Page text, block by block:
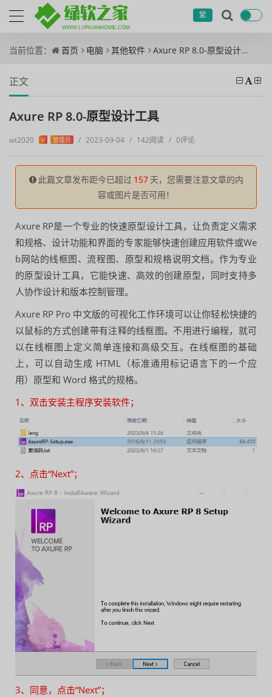
繁
当前位置： 首页 电脑 其他软件 Axure RP 8.0-原型设计工具
正文
Axure RP 8.0-原型设计工具
wt2020 V 管理员 / 2023-09-04 / 142阅读 / 0评论
此篇文章发布距今已超过 157 天，您需要注意文章的内
容或图片是否可用！
Axure RP是一个专业的快速原型设计工具，让负责定义需求
和规格、设计功能和界面的专家能够快速创建应用软件或We
b网站的线框图、流程图、原型和规格说明文档。作为专业
的原型设计工具，它能快速、高效的创建原型，同时支持多
人协作设计和版本控制管理。
Axure RP Pro 中文版的可视化工作环境可以让你轻松快捷的
以鼠标的方式创建带有注释的线框图。不用进行编程，就可
以在线框图上定义简单连接和高级交互。在线框图的基础
上，可以自动生成 HTML（标准通用标记语言下的一个应
用）原型和 Word 格式的规格。
1、双击安装主程序安装软件；
2、点击“Next”；
3、同意，点击“Next”；